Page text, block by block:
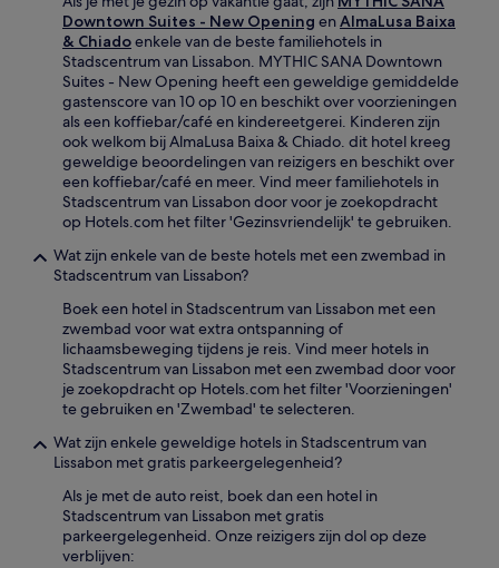
Downtown Suites - New Opening enAlmaLusa Baixa
& Chiadoenkele van de beste familiehotels in
Stadscentrum van Lissabon. MYTHIC SANA Downtown
Suites - New Opening heeft een geweldige gemiddelde
gastenscore van 10 op 10 en beschikt over voorzieningen
als een koffiebar/café en kindereetgerei. Kinderen zijn
ook welkom bij AlmaLusa Baixa & Chiado. dit hotel kreeg
geweldige beoordelingen van reizigers en beschikt over
een koffiebar/café en meer. Vind meer familiehotels in
Stadscentrum van Lissabon door voor je zoekopdracht
op Hotels.com het filter 'Gezinsvriendelijk' te gebruiken.
Wat zijn enkele van de beste hotels met een zwembad in
Stadscentrum van Lissabon?
Boek een hotel in Stadscentrum van Lissabon met een
zwembad voor wat extra ontspanning of
lichaamsbeweging tijdens je reis. Vind meer hotels in
Stadscentrum van Lissabon met een zwembad door voor
je zoekopdracht op Hotels.com het filter 'Voorzieningen'
te gebruiken en 'Zwembad' te selecteren.
Wat zijn enkele geweldige hotels in Stadscentrum van
Lissabon met gratis parkeergelegenheid?
Als je met de auto reist, boek dan een hotel in
Stadscentrum van Lissabon met gratis
parkeergelegenheid. Onze reizigers zijn dol op deze
verblijven: